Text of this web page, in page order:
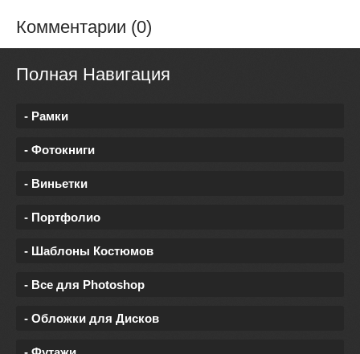
Комментарии (0)
Полная Навигация
- Рамки
- Фотокниги
- Виньетки
- Портфолио
- Шаблоны Костюмов
- Все для Photoshop
- Обложки для Дисков